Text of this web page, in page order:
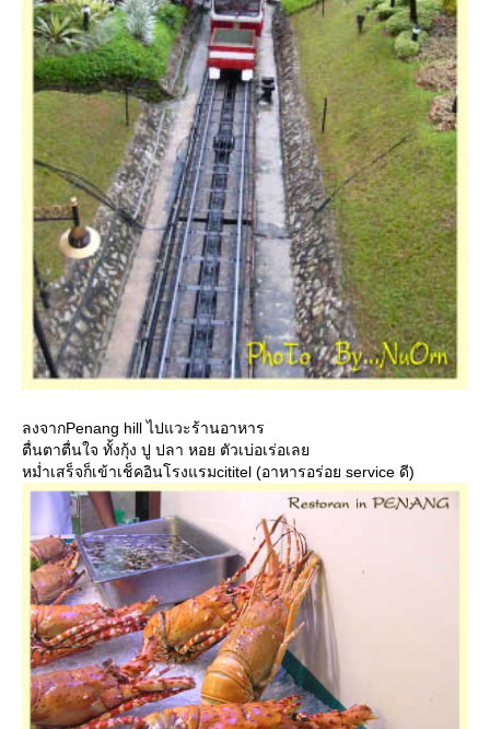
ลงจากPenang hill ไปแวะร้านอาหาร
ตื่นตาตื่นใจ ทั้งกุ้ง ปู ปลา หอย ตัวเบ่อเร่อเล
หม่ำเสร็จก็เข้าเช็คอินโรงแรมcititel (อาหารอร่อย service ดี)